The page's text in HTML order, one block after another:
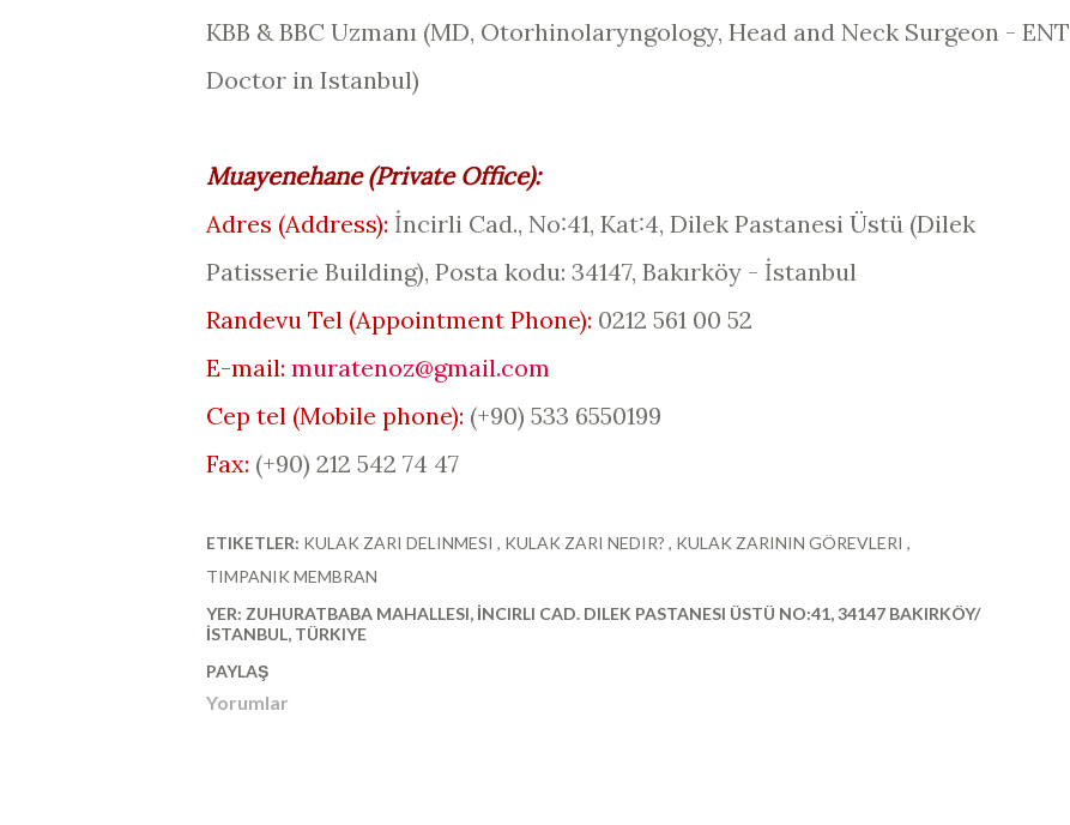
KBB & BBC Uzmanı (MD, Otorhinolaryngology, Head and Neck Surgeon - ENT
Doctor in Istanbul)
Muayenehane (Private Office):
Adres (Address): İncirli Cad., No:41, Kat:4, Dilek Pastanesi Üstü (Dilek
Patisserie Building), Posta kodu: 34147, Bakırköy - İstanbul
Randevu Tel (Appointment Phone): 0212 561 00 52
E-mail: muratenoz@gmail.com
Cep tel (Mobile phone): (+90) 533 6550199
Fax: (+90) 212 542 74 47
ETIKETLER: KULAK ZARI DELINMESI KULAK ZARI NEDIR?
KULAK ZARININ GÖREVLERI
TIMPANIK MEMBRAN
YER: ZUHURATBABA MAHALLESI, İNCIRLI CAD. DILEK PASTANESI ÜSTÜ NO:41, 34147 BAKIRKÖY/
İSTANBUL, TÜRKIYE
PAYLAŞ
Yorumlar